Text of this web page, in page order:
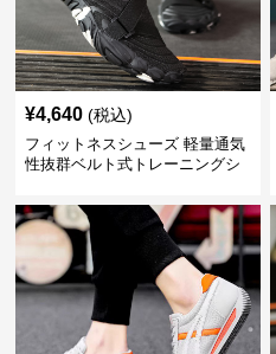
¥4,640 (税込)
フィットネスシューズ 軽量通気
性抜群ベルト式トレーニングシ